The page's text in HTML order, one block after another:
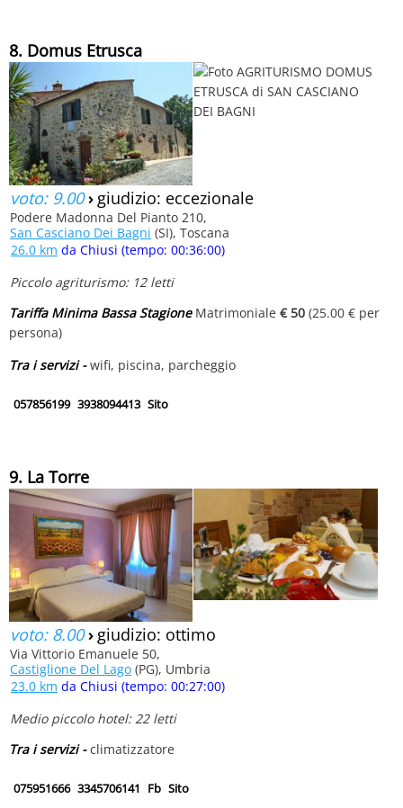
8. Domus Etrusca
voto: 9.00› giudizio: eccezionale
Podere Madonna Del Pianto 210,
San Casciano Dei Bagni (SI), Toscana
26.0 km da Chiusi (tempo: 00:36:00)
Piccolo agriturismo: 12 letti
Tariffa Minima Bassa StagioneMatrimoniale € 50 (25.00 € per
persona)
Tra i servizi -wifi, piscina, parcheggio
057856199 3938094413 Sito
9. La Torre
voto: 8.00› giudizio: ottimo
Via Vittorio Emanuele 50,
Castiglione Del Lago (PG), Umbria
23.0 km da Chiusi (tempo: 00:27:00)
Medio piccolo hotel: 22 letti
Tra i servizi -climatizzatore
075951666 3345706141 Fb Sito